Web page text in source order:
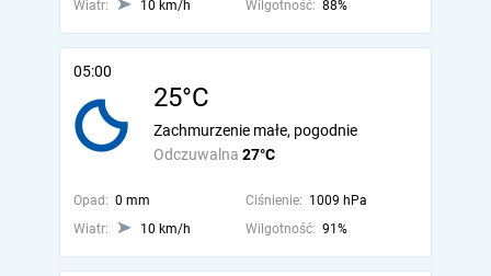
Wiatr:
10 km/h Wilgotność: 88%
05:00
25°C
Odczuwalna 27°C
Zachmurzenie małe, pogodnie
Opad: 0 mm Ciśnienie: 1009 hPa
Wiatr:
10 km/h Wilgotność: 91%